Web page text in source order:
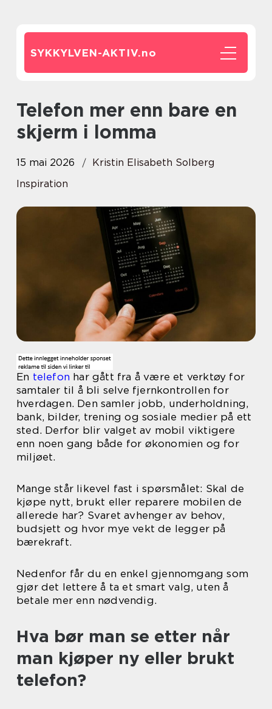
SYKKYLVEN-AKTIV.no
Telefon mer enn bare en
skjerm i lomma
15 mai 2026
Kristin Elisabeth Solberg
Inspiration
En telefon har gått fra å være et verktøy for
samtaler til å bli selve fjernkontrollen for
hverdagen. Den samler jobb, underholdning,
bank, bilder, trening og sosiale medier på ett
sted. Derfor blir valget av mobil viktigere
enn noen gang både for økonomien og for
miljøet.
Mange står likevel fast i spørsmålet: Skal de
kjøpe nytt, brukt eller reparere mobilen de
allerede har? Svaret avhenger av behov,
budsjett og hvor mye vekt de legger på
bærekraft.
Nedenfor får du en enkel gjennomgang som
gjør det lettere å ta et smart valg, uten å
betale mer enn nødvendig.
Hva bør man se etter når
man kjøper ny eller brukt
telefon?